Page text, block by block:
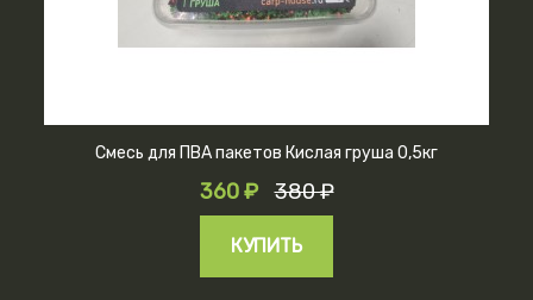
Смесь для ПВА пакетов Кислая груша 0,5кг
360 ₽ 380 ₽
КУПИТЬ